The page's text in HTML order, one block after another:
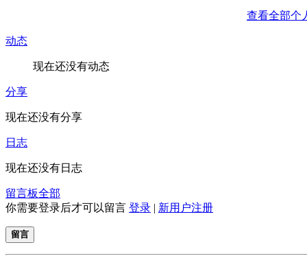
查看全部个
动态
现在还没有动态
分享
现在还没有分享
日志
现在还没有日志
留言板全部
你需要登录后才可以留言 登录 | 新用户注册
留言